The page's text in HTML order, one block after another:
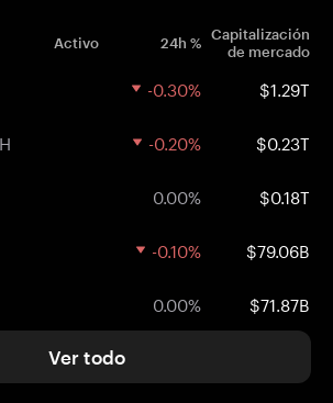
Activo 24h % Capitalización
de mercado
-0.30% $1.29T
-0.20% $0.23T
0.00% $0.18T
-0.10% $79.06B
0.00% $71.87B
Ver todo